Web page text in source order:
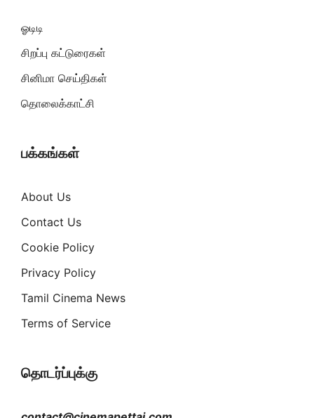
ஓடிடி
சிறப்பு கட்டுரைகள்
சினிமா செய்திகள்
தொலைக்காட்சி
பக்கங்கள்
About Us
Contact Us
Cookie Policy
Privacy Policy
Tamil Cinema News
Terms of Service
தொடர்ப்புக்கு